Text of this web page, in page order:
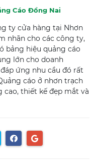
Cáo Đồng Nai
ty cửa hàng tại Nhơn
nhãn cho các công ty,
bảng hiệu quảng cáo
lớn cho doanh
ứng nhu cầu đó rất
cáo ở nhơn trạch
cao, thiết kế đẹp mắt và